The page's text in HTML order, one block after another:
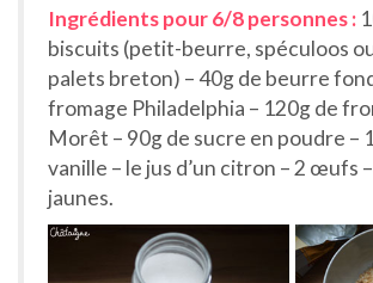
Ingrédients pour 6/8 personnes :
biscuits (petit-beurre, spéculoos
palets breton) – 40g de beurre
fromage Philadelphia – 120g de
Morêt – 90g de sucre en poudre –
vanille – le jus d’un citron – 2 œufs
jaunes.